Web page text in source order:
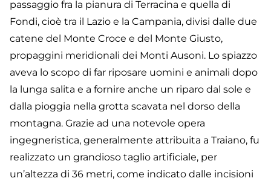
passaggio fra la pianura di Terracina e quella di
Fondi, cioè tra il Lazio e la Campania, divisi dalle due
catene del Monte Croce e del Monte Giusto,
propaggini meridionali dei Monti Ausoni. Lo spiazzo
aveva lo scopo di far riposare uomini e animali dopo
la lunga salita e a fornire anche un riparo dal sole e
dalla pioggia nella grotta scavata nel dorso della
montagna. Grazie ad una notevole opera
ingegneristica, generalmente attribuita a Traiano, fu
realizzato un grandioso taglio artificiale, per
un’altezza di 36 metri, come indicato dalle incisioni